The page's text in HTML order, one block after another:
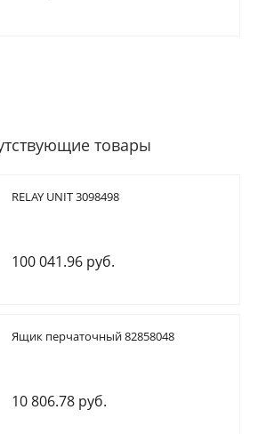
товары
RELAY UNIT 3098498
100 041.96 руб.
Ящик перчаточный 82858048
10 806.78 руб.